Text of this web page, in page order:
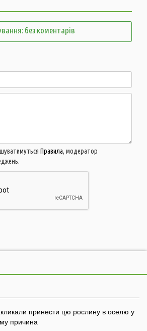
без коментарів
Правила, модератор
принести цю рослину в оселю у
причина